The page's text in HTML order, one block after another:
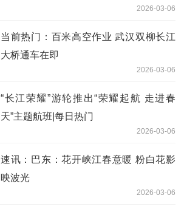
2026-03-06
当前热门：百米高空作业 武汉双柳长江
大桥通车在即
2026-03-06
“长江荣耀”游轮推出“荣耀起航 走进春
天”主题航班|每日热门
2026-03-06
速讯：巴东：花开峡江春意暖 粉白花影
映波光
2026-03-06